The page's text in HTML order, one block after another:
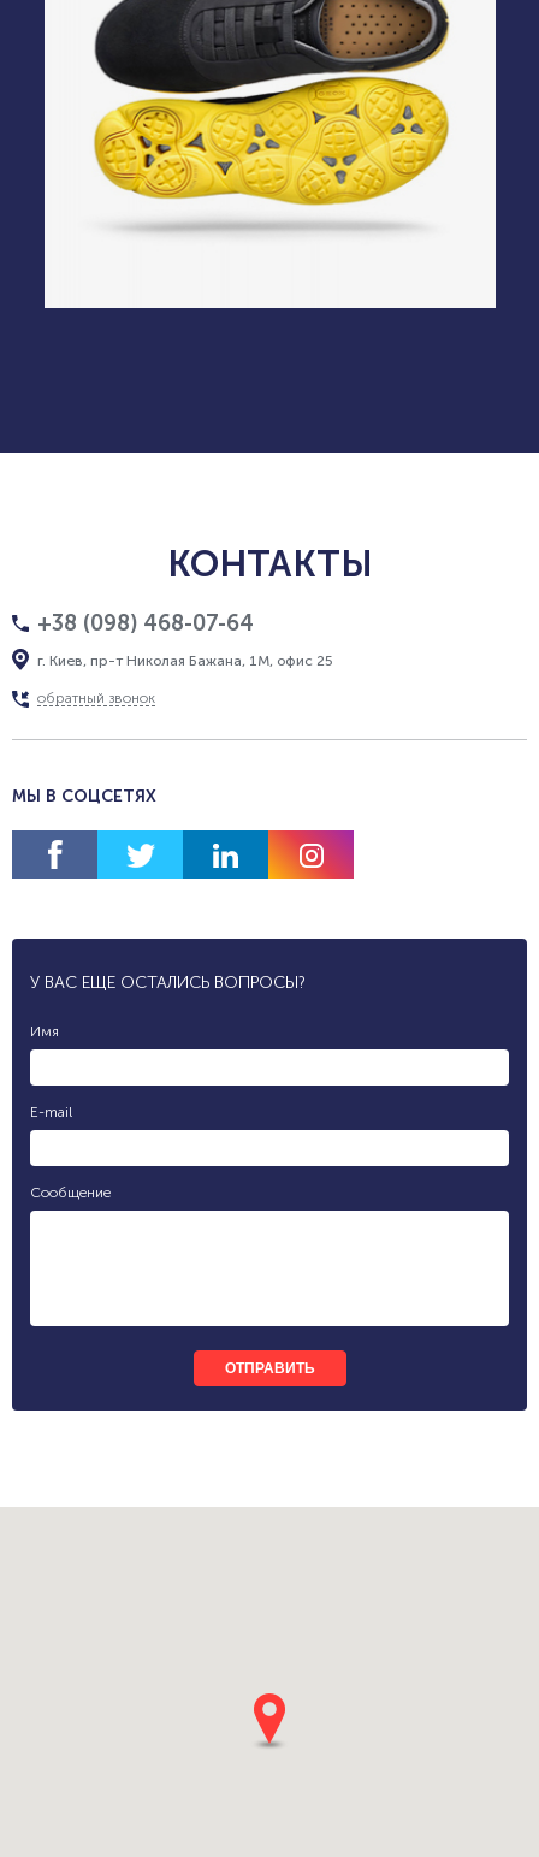
КОНТАКТЫ
+38 (098) 468-07-64
г. Киев, пр-т Николая Бажана, 1М, офис 25
обратный звонок
МЫ В СОЦСЕТЯХ
У ВАС ЕЩЕ ОСТАЛИСЬ ВОПРОСЫ?
Имя
E-mail
Сообщение
ОТПРАВИТЬ